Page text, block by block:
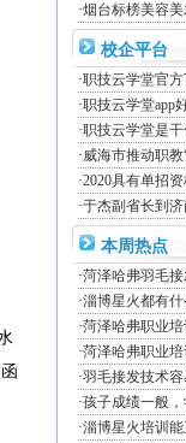
·烟台标榜美容美
校企平台
·职技云学堂官
·职技云学堂app
·职技云学堂是
·威海市推动职
·2020具有单招
·于杰副省长到
本周热点
·菏泽哈弗羽毛
·淄博星火都有什
·菏泽哈弗职业培
·菏泽哈弗职业
·羽毛接发技术容
·孩子成绩一般
·淄博星火培训